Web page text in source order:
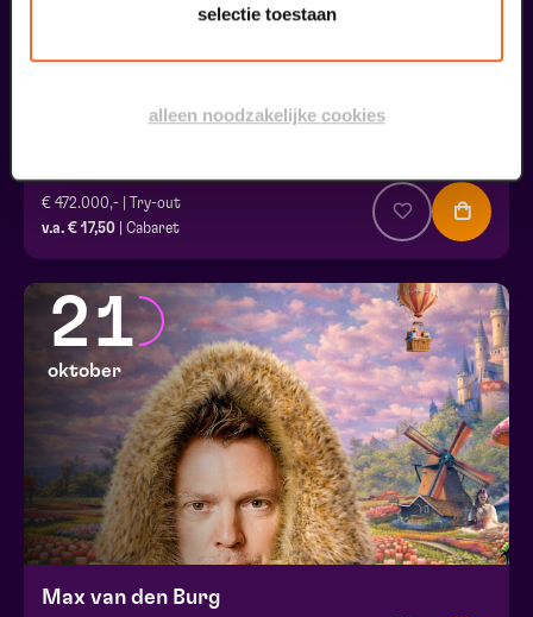
selectie toestaan
alleen noodzakelijke cookies
€ 472.000,- | Try-out
v.a. € 17,50 | Cabaret
21
oktober
Max van den Burg